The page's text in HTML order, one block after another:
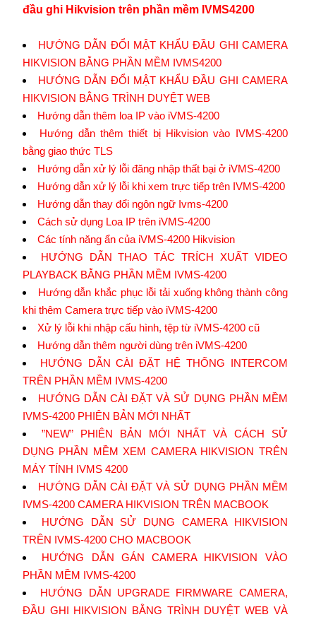
đầu ghi Hikvision trên phần mềm IVMS4200
HƯỚNG DẪN ĐỔI MẬT KHẨU ĐẦU GHI CAMERA
HIKVISION BẰNG PHẦN MỀM IVMS4200
HƯỚNG DẪN ĐỔI MẬT KHẨU ĐẦU GHI CAMERA
HIKVISION BẰNG TRÌNH DUYỆT WEB
Hướng dẫn thêm loa IP vào iVMS-4200
Hướng dẫn thêm thiết bị Hikvision vào IVMS-4200
bằng giao thức TLS
Hướng dẫn xử lý lỗi đăng nhập thất bại ở iVMS-4200
Hướng dẫn xử lý lỗi khi xem trực tiếp trên IVMS-4200
Hướng dẫn thay đổi ngôn ngữ Ivms-4200
Cách sử dụng Loa IP trên iVMS-4200
Các tính năng ẩn của iVMS-4200 Hikvision
HƯỚNG DẪN THAO TÁC TRÍCH XUẤT VIDEO
PLAYBACK BẰNG PHẦN MỀM IVMS-4200
Hướng dẫn khắc phục lỗi tải xuống không thành công
khi thêm Camera trực tiếp vào iVMS-4200
Xử lý lỗi khi nhập cấu hình, tệp từ iVMS-4200 cũ
Hướng dẫn thêm người dùng trên iVMS-4200
HƯỚNG DẪN CÀI ĐẶT HỆ THỐNG INTERCOM
TRÊN PHẦN MỀM IVMS-4200
HƯỚNG DẪN CÀI ĐẶT VÀ SỬ DỤNG PHẦN MỀM
IVMS-4200 PHIÊN BẢN MỚI NHẤT
”NEW” PHIÊN BẢN MỚI NHẤT VÀ CÁCH SỬ
DỤNG PHẦN MỀM XEM CAMERA HIKVISION TRÊN
MÁY TÍNH IVMS 4200
HƯỚNG DẪN CÀI ĐẶT VÀ SỬ DỤNG PHẦN MỀM
IVMS-4200 CAMERA HIKVISION TRÊN MACBOOK
HƯỚNG DẪN SỬ DỤNG CAMERA HIKVISION
TRÊN IVMS-4200 CHO MACBOOK
HƯỚNG DẪN GÁN CAMERA HIKVISION VÀO
PHẦN MỀM IVMS-4200
HƯỚNG DẪN UPGRADE FIRMWARE CAMERA,
ĐẦU GHI HIKVISION BẰNG TRÌNH DUYỆT WEB VÀ